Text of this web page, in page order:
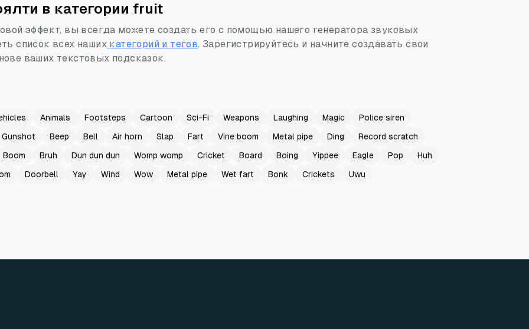
в категории fruit
эффект, вы всегда можете создать его с помощью нашего генератора звуковых
список всех наших категорий и тегов.Зарегистрируйтесь и начните создавать свои
ваших текстовых подсказок.
Animals Footsteps Cartoon Sci-Fi Weapons Laughing Magic
Police siren
Gunshot
Beep Bell Air horn Slap Fart Vine boom Metal pipe Ding
Record scratch
Boom
Bruh Dun dun dun Womp womp Cricket Board Boing Yippee Eagle Pop
Huh
Doorbell Yay Wind Wow Metal pipe Wet fart Bonk Crickets Uwu